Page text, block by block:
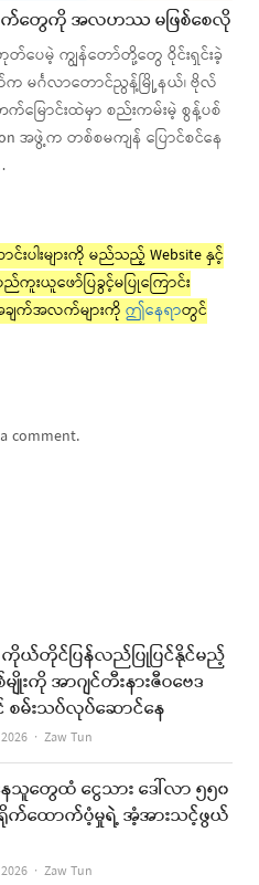
စက်တွေကို အလဟဿ မဖြစ်စေလို
ပေမဲ့ ကျွန်တော်တို့တွေ ဝိုင်းရှင်းခဲ့
က မင်္ဂလာတောင်ညွန့်မြို့နယ်၊ ဗိုလ်
က်မြောင်းထဲမှာ စည်းကမ်းမဲ့ စွန့်ပစ်
အဖွဲ့က တစ်စမကျန် ပြောင်စင်နေ
းပါးများကို မည်သည့် Website နှင့်
ည်ကူးယူဖော်ပြခွင့်မပြုကြောင်း
ျက်အလက်များကို ဤနေရာတွင်
comment.
ယ်တိုင်ပြန်လည်ပြုပြင်နိုင်မည့်
ျိုးကို အာဂျင်တီးနားဇီဝဗေဒ
စမ်းသပ်လုပ်ဆောင်နေ
Author
Zaw Tun
တွေထံ ငွေသား ဒေါ်လာ ၅၅၀
ထောက်ပံ့မှုရဲ့ အံ့အားသင့်ဖွယ်
Author
Zaw Tun